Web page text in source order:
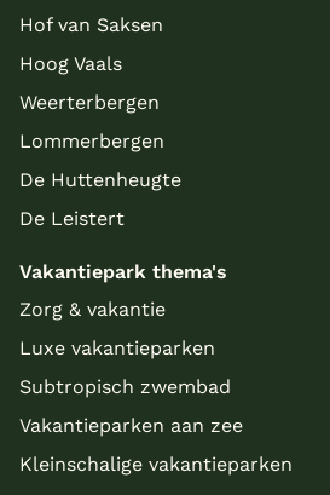
Hof van Saksen
Hoog Vaals
Weerterbergen
Lommerbergen
De Huttenheugte
De Leistert
Vakantiepark thema's
Zorg & vakantie
Luxe vakantieparken
Subtropisch zwembad
Vakantieparken aan zee
Kleinschalige vakantieparken